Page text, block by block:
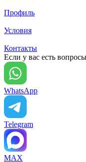
Профиль
Условия
Контакты
Если у вас есть
WhatsApp
Telegram
MAX